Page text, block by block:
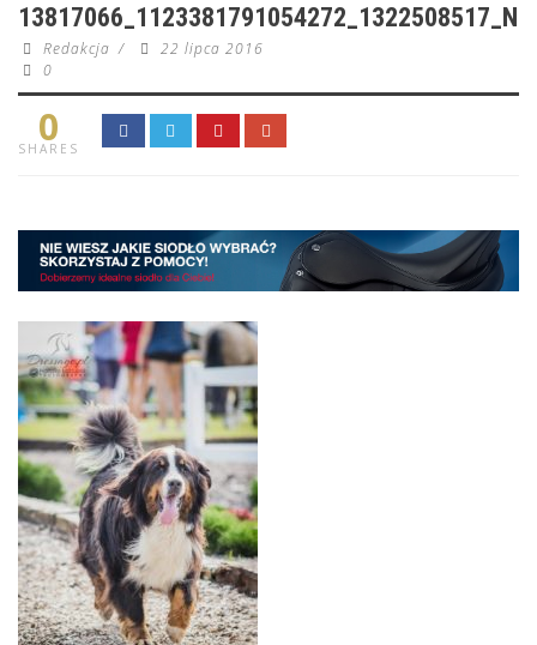
13817066_1123381791054272_1322508517_N
Redakcja /
22 lipca 2016
0
0
SHARES